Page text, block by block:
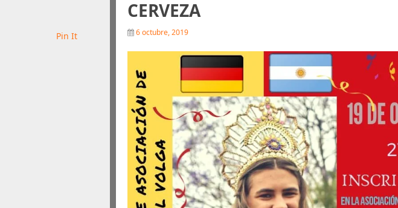
CERVEZA
6 octubre, 2019
Pin It